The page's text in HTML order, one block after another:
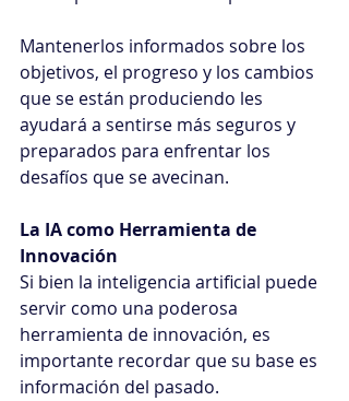
Mantenerlos informados sobre los
objetivos, el progreso y los cambios
que se están produciendo les
ayudará a sentirse más seguros y
preparados para enfrentar los
desafíos que se avecinan.
La IA como Herramienta de
Innovación
Si bien la inteligencia artificial puede
servir como una poderosa
herramienta de innovación, es
importante recordar que su base es
información del pasado.